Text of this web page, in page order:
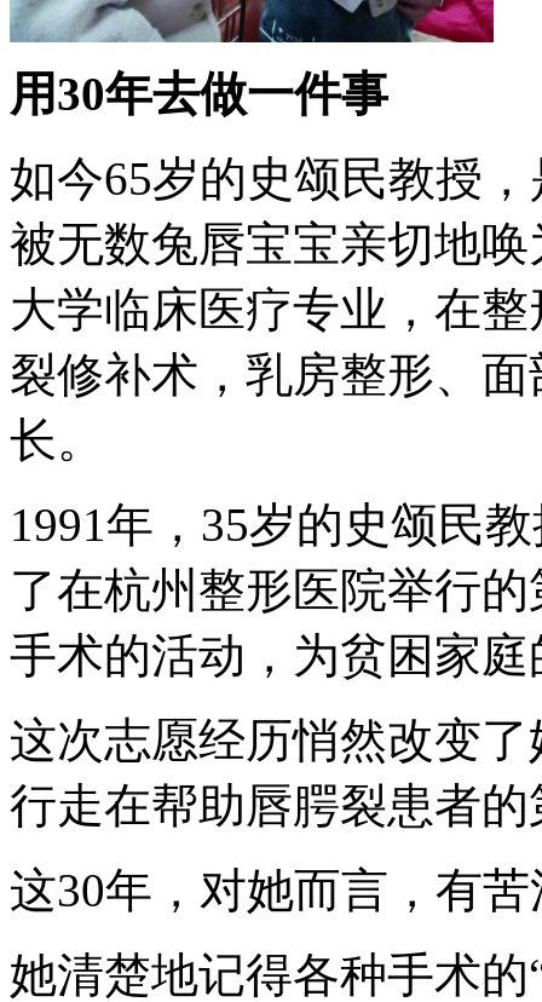
用30年去做一件事
如今65岁的史颂民教授
被无数兔唇宝宝亲切地
大学临床医疗专业，在
裂修补术，乳房整形、
长。
1991年，35岁的史颂民
了在杭州整形医院举行
手术的活动，为贫困家
这次志愿经历悄然改变
行走在帮助唇腭裂患者
这30年，对她而言，有
她清楚地记得各种手术